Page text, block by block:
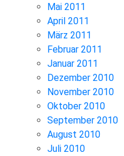
Mai 2011
April 2011
März 2011
Februar 2011
Januar 2011
Dezember 2010
November 2010
Oktober 2010
September 2010
August 2010
Juli 2010